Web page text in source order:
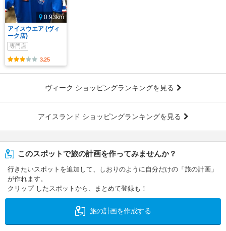
0.93km
アイスウエア (ヴィ
ーク店)
専門店
3.25
ヴィーク ショッピングランキングを見る
アイスランド ショッピングランキングを見る
このスポットで旅の計画を作ってみませんか？
行きたいスポットを追加して、しおりのように自分だけの「旅の計画」
が作れます。
クリップ したスポットから、まとめて登録も！
旅の計画を作成する